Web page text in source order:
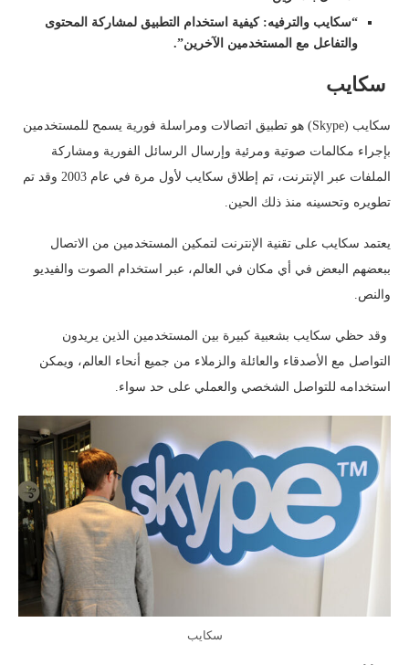
“سكايب والترفيه: كيفية استخدام التطبيق لمشاركة المحتوى
والتفاعل مع المستخدمين الآخرين”.
سكايب
سكايب (Skype) هو تطبيق اتصالات ومراسلة فورية يسمح للمستخدمين
بإجراء مكالمات صوتية ومرئية وإرسال الرسائل الفورية ومشاركة
الملفات عبر الإنترنت، تم إطلاق سكايب لأول مرة في عام 2003 وقد تم
تطويره وتحسينه منذ ذلك الحين.
يعتمد سكايب على تقنية الإنترنت لتمكين المستخدمين من الاتصال
ببعضهم البعض في أي مكان في العالم، عبر استخدام الصوت والفيديو
والنص.
وقد حظي سكايب بشعبية كبيرة بين المستخدمين الذين يريدون
التواصل مع الأصدقاء والعائلة والزملاء من جميع أنحاء العالم، ويمكن
استخدامه للتواصل الشخصي والعملي على حد سواء.
سكايب